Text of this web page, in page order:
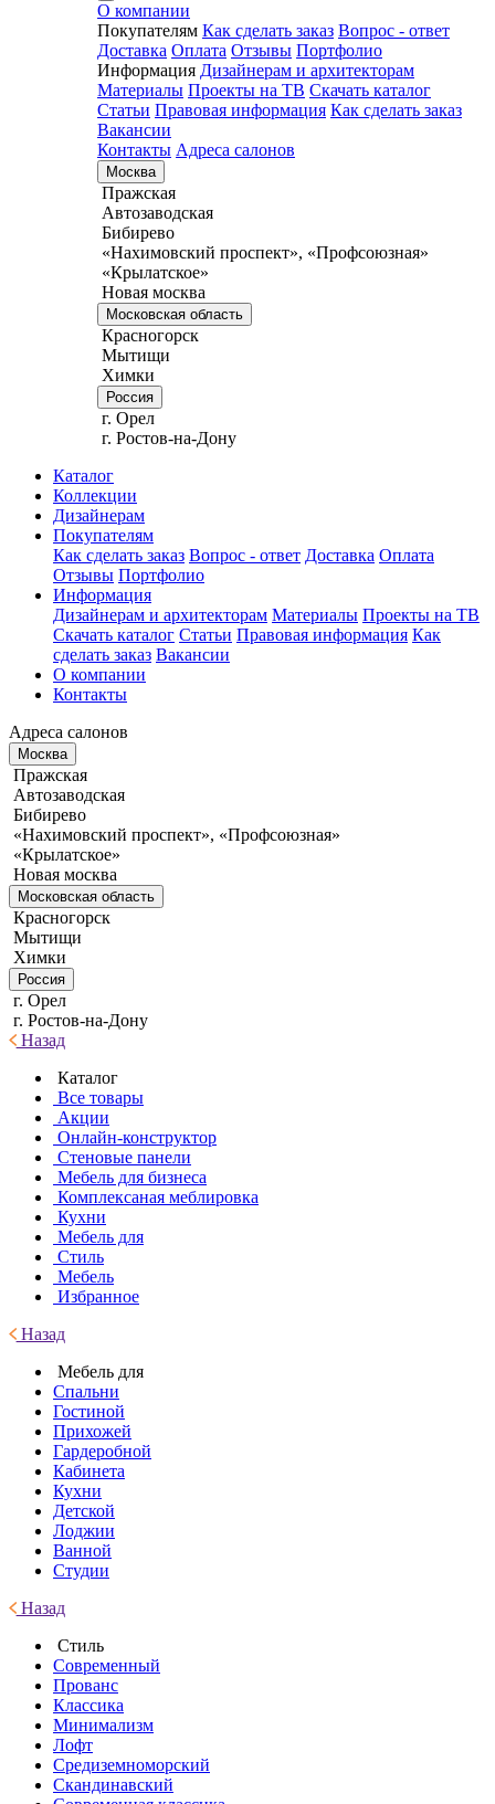
О компании
Покупателям Как сделать заказ Вопрос - ответ
Доставка Оплата Отзывы Портфолио
Информация Дизайнерам и архитекторам
Материалы Проекты на ТВ Скачать каталог
Статьи Правовая информация Как сделать заказ
Вакансии
Контакты Адреса салонов
Москва
Пражская
Автозаводская
Бибирево
«Нахимовский проспект», «Профсоюзная»
«Крылатское»
Новая москва
Московская область
Красногорск
Мытищи
Химки
Россия
г. Орел
г. Ростов-на-Дону
Каталог
Коллекции
Дизайнерам
Покупателям
Как сделать заказ Вопрос - ответ Доставка Оплата
Отзывы Портфолио
Информация
Дизайнерам и архитекторам Материалы Проекты на ТВ
Скачать каталог Статьи Правовая информация Как
сделать заказ Вакансии
О компании
Контакты
Адреса салонов
Москва
Пражская
Автозаводская
Бибирево
«Нахимовский проспект», «Профсоюзная»
«Крылатское»
Новая москва
Московская область
Красногорск
Мытищи
Химки
Россия
г. Орел
г. Ростов-на-Дону
Назад
Каталог
Все товары
Акции
Онлайн-конструктор
Стеновые панели
Мебель для бизнеса
Комплексаная меблировка
Кухни
Мебель для
Стиль
Мебель
Избранное
Назад
Мебель для
Спальни
Гостиной
Прихожей
Гардеробной
Кабинета
Кухни
Детской
Лоджии
Ванной
Студии
Назад
Стиль
Современный
Прованс
Классика
Минимализм
Лофт
Средиземноморский
Скандинавский